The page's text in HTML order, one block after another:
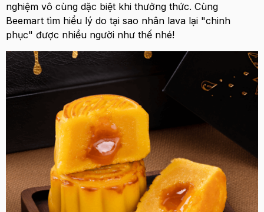
nghiệm vô cùng dặc biệt khi thưởng thức. Cùng
Beemart tìm hiểu lý do tại sao nhân lava lại "chinh
phục" được nhiều người như thế nhé!